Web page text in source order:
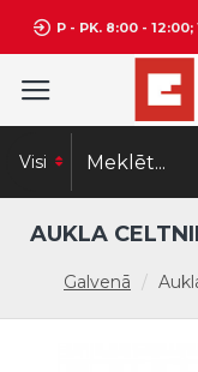
P - PK. 8:00 - 12:00;
Visi
Galvenā
AUKLA